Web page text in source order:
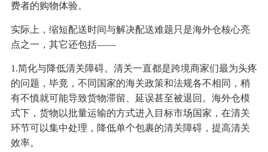
费者的购物体验。
实际上，缩短配送时间与解决配送难题只是海外仓核心亮
点之一，其它还包括——
1.简化与降低清关障碍。清关一直都是跨境商家们最为头疼
的问题，毕竟，不同国家的海关政策和法规各不相同，稍
有不慎就可能导致货物滞留、延误甚至被退回。海外仓模
式下，货物以批量运输的方式进入目标市场国家，在清关
环节可以集中处理，降低单个包裹的清关障碍，提高清关
效率。